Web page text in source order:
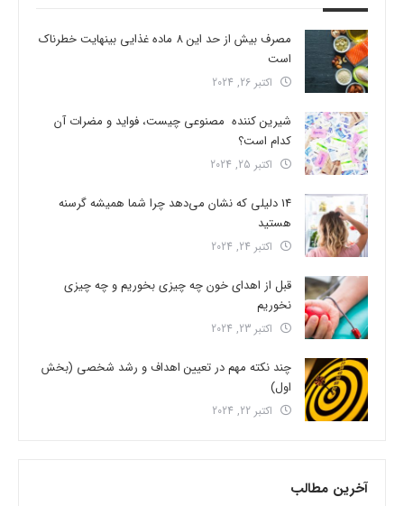
مصرف بیش از حد این 8 ماده غذایی بینهایت خطرناک
است
اکتبر 26, 2024
شیرین کننده مصنوعی چیست، فواید و مضرات آن
کدام است؟
اکتبر 25, 2024
14 دلیلی که نشان می‌دهد چرا شما همیشه گرسنه
هستید
اکتبر 24, 2024
قبل از اهدای خون چه چیزی بخوریم و چه چیزی
نخوریم
اکتبر 23, 2024
چند نکته مهم در تعیین اهداف و رشد شخصی (بخش
اول)
اکتبر 22, 2024
آخرین مطالب